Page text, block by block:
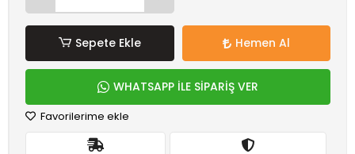
Sepete Ekle Hemen Al
WHATSAPP İLE SİPARİŞ VER
Favorilerime ekle